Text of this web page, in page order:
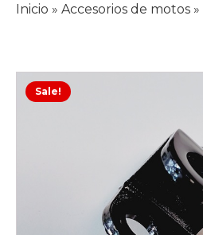
Inicio » Accesorios de motos »
Sale!